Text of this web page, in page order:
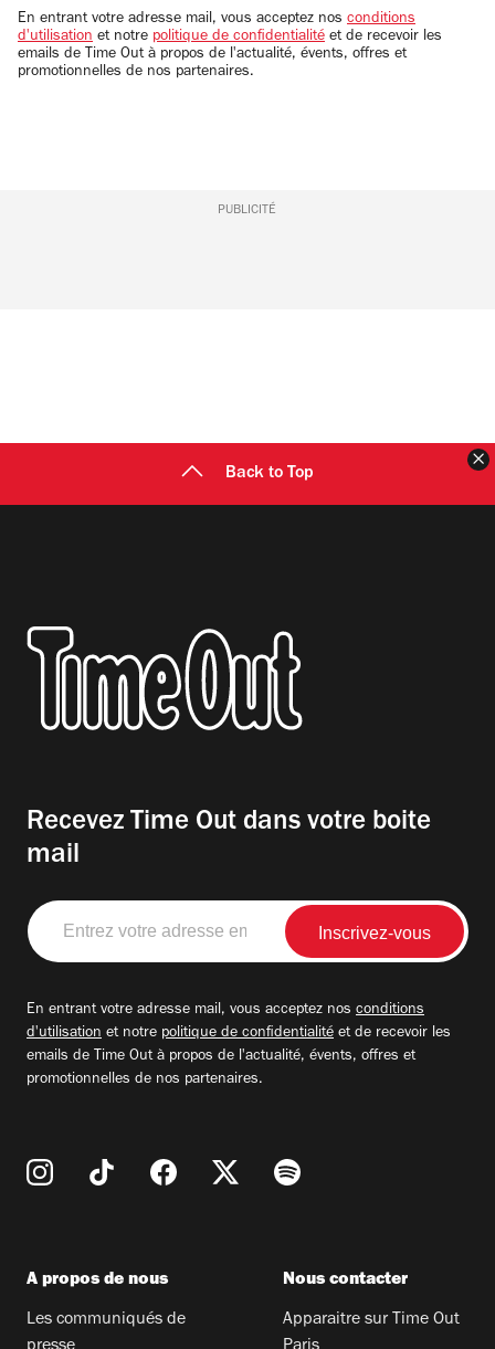
email
En entrant votre adresse mail, vous acceptez nos conditions
d'utilisation et notre politique de confidentialité et de recevoir les
emails de Time Out à propos de l'actualité, évents, offres et
promotionnelles de nos partenaires.
PUBLICITÉ
Back to Top
Recevez Time Out dans votre boite
mail
Entrez
votre
adresse
En entrant votre adresse mail, vous acceptez nos conditions
d'utilisation et notre politique de confidentialité et de recevoir les
emails de Time Out à propos de l'actualité, évents, offres et
promotionnelles de nos partenaires.
A propos de nous
Les communiqués de
Nous contacter
Apparaitre sur Time Out